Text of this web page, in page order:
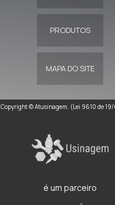
PRODUTOS
MAPA DO SITE
Copyright © Atusinagem. (Lei 9610 de
é um parceiro